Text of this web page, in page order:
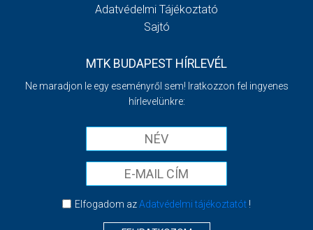
Adatvédelmi Tájékoztató
Sajtó
MTK BUDAPEST HÍRLEVÉL
Ne maradjon le egy eseményről sem! Iratkozzon fel ingyenes
hírlevelünkre:
Elfogadom azAdatvédelmi tájékoztatót!